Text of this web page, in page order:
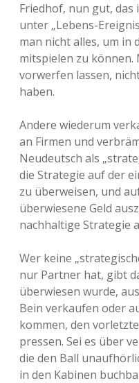
Friedhof, nun gut, das
unter „Lebens-
man nicht alles, um in
mitspielen zu können.
vorwerfen lassen,
haben.
Andere wiederum
an Firmen und
Neudeutsch als
die Strategie auf der
zu überweisen, und
überwiesene Geld
nachhaltige Strategie
Wer keine
nur Partner hat, gibt
überwiesen wurde,
Bein verkaufen oder
kommen, den
pressen. Sei es über
die den Ball
in den Kabinen